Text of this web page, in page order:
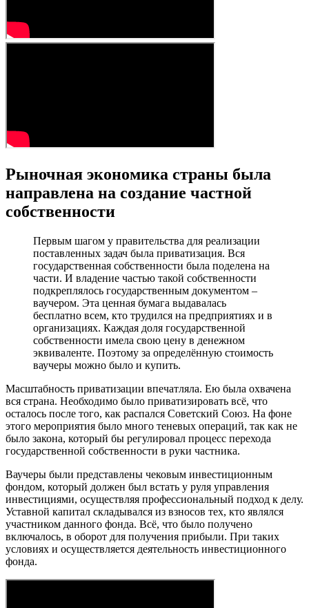
Рыночная экономика страны была
направлена на создание частной
собственности
Первым шагом у правительства для реализации
поставленных задач была приватизация. Вся
государственная собственности была поделена на
части. И владение частью такой собственности
подкреплялось государственным документом –
ваучером. Эта ценная бумага выдавалась
бесплатно всем, кто трудился на предприятиях и в
организациях. Каждая доля государственной
собственности имела свою цену в денежном
эквиваленте. Поэтому за определённую стоимость
ваучеры можно было и купить.
Масштабность приватизации впечатляла. Ею была охвачена
вся страна. Необходимо было приватизировать всё, что
осталось после того, как распался Советский Союз. На фоне
этого мероприятия было много теневых операций, так как не
было закона, который бы регулировал процесс перехода
государственной собственности в руки частника.
Ваучеры были представлены чековым инвестиционным
фондом, который должен был встать у руля управления
инвестициями, осуществляя профессиональный подход к делу.
Уставной капитал складывался из взносов тех, кто являлся
участником данного фонда. Всё, что было получено
включалось, в оборот для получения прибыли. При таких
условиях и осуществляется деятельность инвестиционного
фонда.